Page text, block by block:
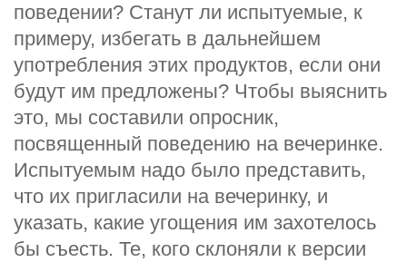
поведении? Станут ли испытуемые, к
примеру, избегать в дальнейшем
употребления этих продуктов, если они
будут им предложены? Чтобы выяснить
это, мы составили опросник,
посвященный поведению на вечеринке.
Испытуемым надо было представить,
что их пригласили на вечеринку, и
указать, какие угощения им захотелось
бы съесть. Те, кого склоняли к версии